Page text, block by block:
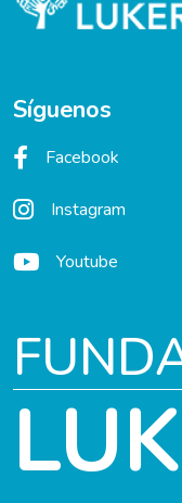
Síguenos
Facebook
Instagram
Youtube